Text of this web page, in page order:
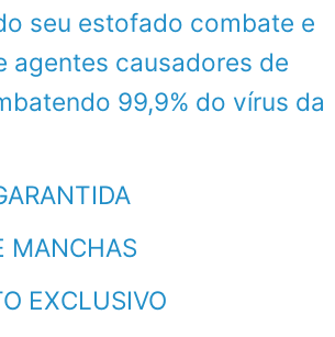
seu estofado combate e
agentes causadores de
99,9% do vírus da
MANCHAS
EXCLUSIVO